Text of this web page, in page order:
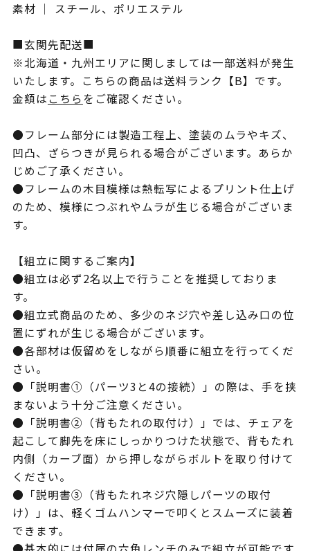
素材 ｜ スチール、ポリエステル
■玄関先配送■
※北海道・九州エリアに関しましては一部送料が発生
いたします。こちらの商品は送料ランク【B】です。
金額はこちらをご確認ください。
●フレーム部分には製造工程上、塗装のムラやキズ、
凹凸、ざらつきが見られる場合がございます。あらか
じめご了承ください。
●フレームの木目模様は熱転写によるプリント仕上げ
のため、模様につぶれやムラが生じる場合がございま
す。
【組立に関するご案内】
●組立は必ず2名以上で行うことを推奨しておりま
す。
●組立式商品のため、多少のネジ穴や差し込み口の位
置にずれが生じる場合がございます。
●各部材は仮留めをしながら順番に組立を行ってくだ
さい。
●「説明書①（パーツ3と4の接続）」の際は、手を挟
まないよう十分ご注意ください。
●「説明書②（背もたれの取付け）」では、チェアを
起こして脚先を床にしっかりつけた状態で、背もたれ
内側（カーブ面）から押しながらボルトを取り付けて
ください。
●「説明書③（背もたれネジ穴隠しパーツの取付
け）」は、軽くゴムハンマーで叩くとスムーズに装着
できます。